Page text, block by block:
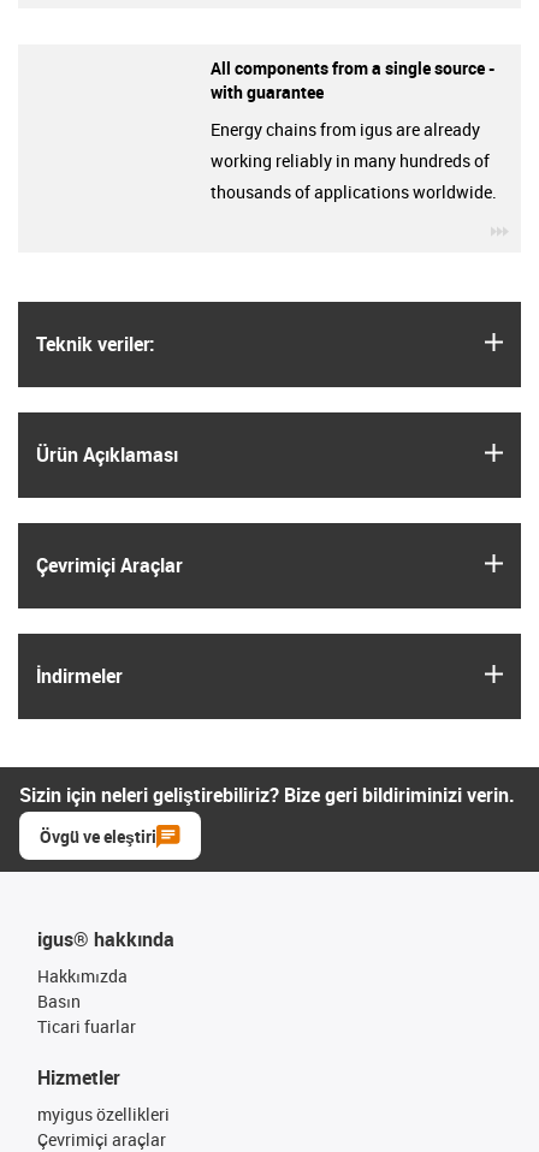
Teknik veriler:
Ürün Açıklaması
Çevrimiçi Araçlar
İndirmeler
All components from a single source -
with guarantee
Energy chains from igus are already
working reliably in many hundreds of
thousands of applications worldwide.
Sizin için neleri geliştirebiliriz? Bize geri bildiriminizi verin.
Övgü ve eleştiri
igus® hakkında
Hakkımızda
Basın
Ticari fuarlar
Hizmetler
myigus özellikleri
Çevrimiçi araçlar